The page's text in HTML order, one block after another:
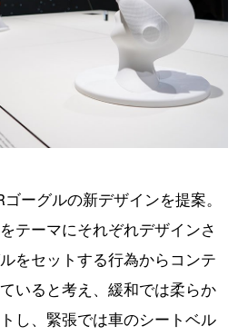
ーグルの新デザインを提案。
テーマにそれぞれデザインさ
をセットする行為からコンテ
いると考え、緩和では柔らか
し、緊張では車のシートベル